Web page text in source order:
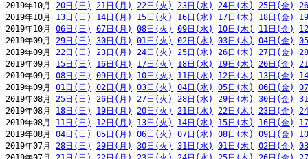
2019年10月 20日(日) 21日(月) 22日(火) 23日(水) 24日(木) 25日(金)
2019年10月 13日(日) 14日(月) 15日(火) 16日(水) 17日(木) 18日(金)
2019年10月 06日(日) 07日(月) 08日(火) 09日(水) 10日(木) 11日(金)
2019年09月 29日(日) 30日(月) 01日(火) 02日(水) 03日(木) 04日(金)
2019年09月 22日(日) 23日(月) 24日(火) 25日(水) 26日(木) 27日(金)
2019年09月 15日(日) 16日(月) 17日(火) 18日(水) 19日(木) 20日(金)
2019年09月 08日(日) 09日(月) 10日(火) 11日(水) 12日(木) 13日(金)
2019年09月 01日(日) 02日(月) 03日(火) 04日(水) 05日(木) 06日(金)
2019年08月 25日(日) 26日(月) 27日(火) 28日(水) 29日(木) 30日(金)
2019年08月 18日(日) 19日(月) 20日(火) 21日(水) 22日(木) 23日(金)
2019年08月 11日(日) 12日(月) 13日(火) 14日(水) 15日(木) 16日(金)
2019年08月 04日(日) 05日(月) 06日(火) 07日(水) 08日(木) 09日(金)
2019年07月 28日(日) 29日(月) 30日(火) 31日(水) 01日(木) 02日(金)